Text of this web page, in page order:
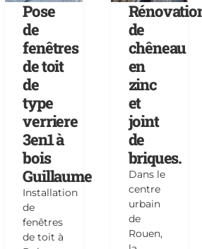
Pose
de
fenêtres
de toit
de
type
verriere
3en1 à
bois
Guillaume
Installation
de
fenêtres
de toit à
de
chêneau
en
zinc
et
joint
de
briques.
Dans le
centre
urbain
de
Rouen,